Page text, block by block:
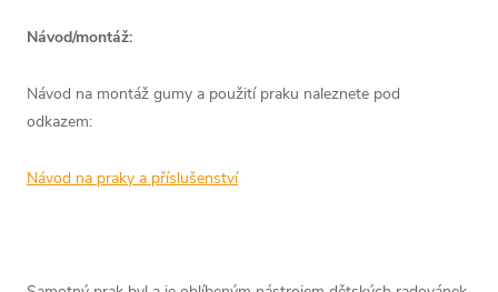
Návod/montáž:
Návod na montáž gumy a použití praku naleznete pod
odkazem:
Návod na praky a příslušenství